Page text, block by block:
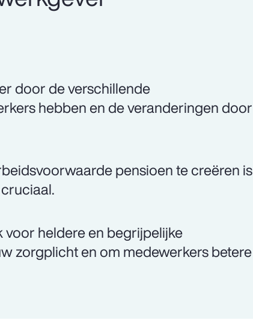
door de verschillende
hebben en de veranderingen door
pensioen te creëren is
heldere en begrijpelijke
zorgplicht en om medewerkers betere